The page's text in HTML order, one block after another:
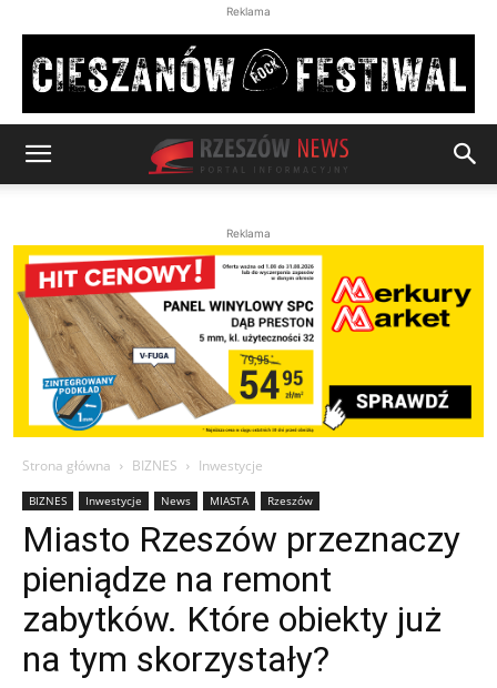
Reklama
Reklama
Strona główna BIZNES Inwestycje
BIZNES Inwestycje News MIASTA Rzeszów
Miasto Rzeszów przeznaczy
pieniądze na remont
zabytków. Które obiekty już
na tym skorzystały?